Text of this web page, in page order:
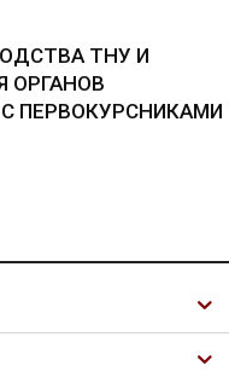
ТНУ И
ОРГАНОВ
ПЕРВОКУРСНИКАМИ